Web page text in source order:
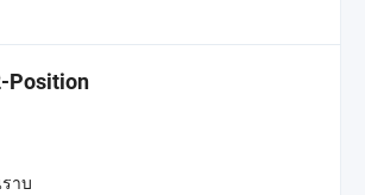
Position
าบ